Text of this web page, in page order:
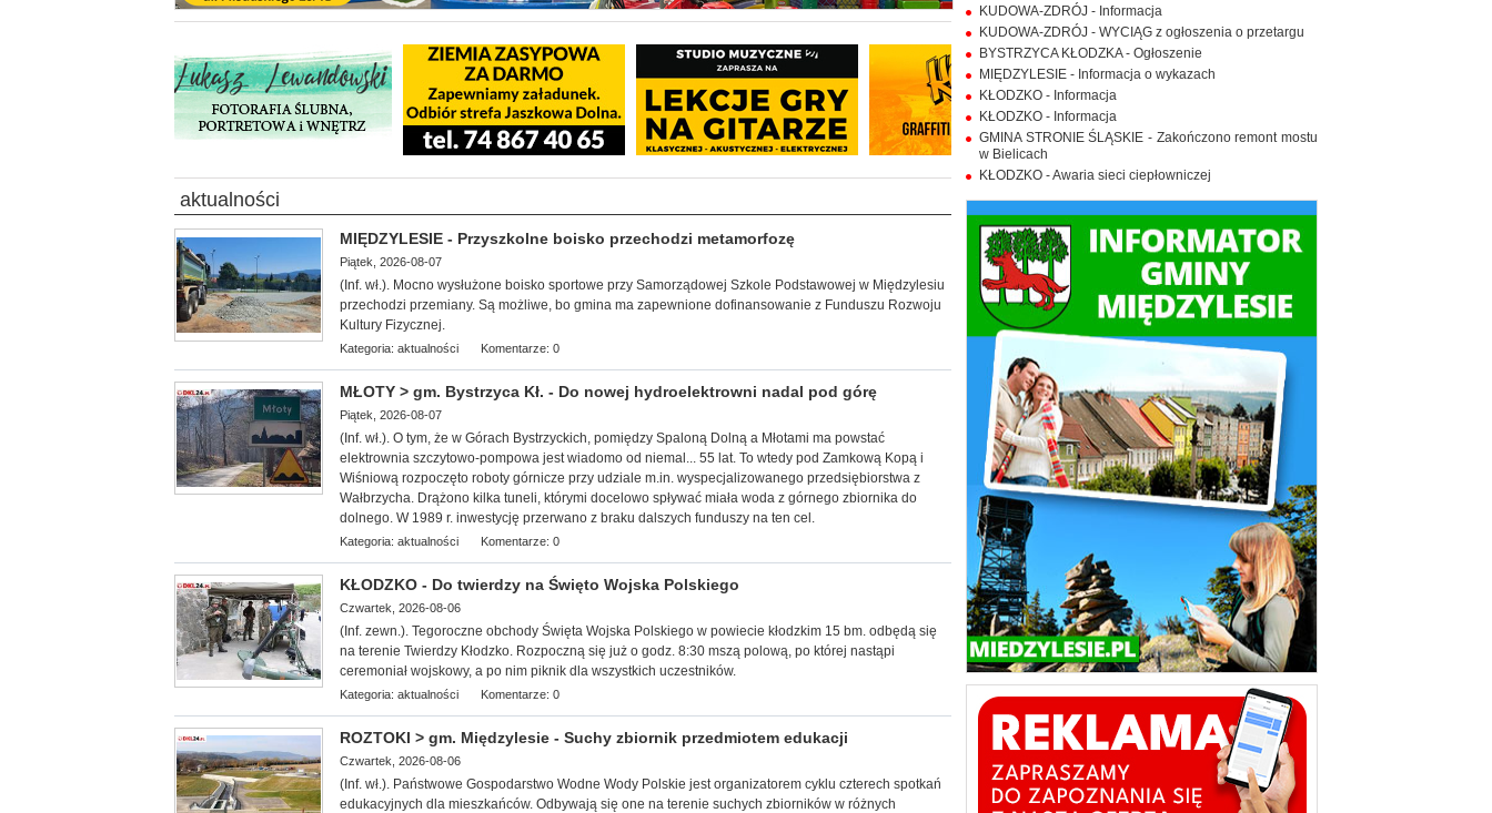
aktualności
MIĘDZYLESIE - Przyszkolne boisko przechodzi metamorfozę
Piątek, 2026-08-07
(Inf. wł.). Mocno wysłużone boisko sportowe przy Samorządowej Szkole Podstawowej w Międzylesiu
przechodzi przemiany. Są możliwe, bo gmina ma zapewnione dofinansowanie z Funduszu Rozwoju
Kultury Fizycznej.
Kategoria: aktualności Komentarze: 0
MŁOTY > gm. Bystrzyca Kł. - Do nowej hydroelektrowni nadal pod górę
Piątek, 2026-08-07
(Inf. wł.). O tym, że w Górach Bystrzyckich, pomiędzy Spaloną Dolną a Młotami ma powstać
elektrownia szczytowo-pompowa jest wiadomo od niemal... 55 lat. To wtedy pod Zamkową Kopą i
Wiśniową rozpoczęto roboty górnicze przy udziale m.in. wyspecjalizowanego przedsiębiorstwa z
Wałbrzycha. Drążono kilka tuneli, którymi docelowo spływać miała woda z górnego zbiornika do
dolnego. W 1989 r. inwestycję przerwano z braku dalszych funduszy na ten cel.
Kategoria: aktualności Komentarze: 0
KŁODZKO - Do twierdzy na Święto Wojska Polskiego
Czwartek, 2026-08-06
(Inf. zewn.). Tegoroczne obchody Święta Wojska Polskiego w powiecie kłodzkim 15 bm. odbędą się
na terenie Twierdzy Kłodzko. Rozpoczną się już o godz. 8:30 mszą polową, po której nastąpi
ceremoniał wojskowy, a po nim piknik dla wszystkich uczestników.
Kategoria: aktualności Komentarze: 0
ROZTOKI > gm. Międzylesie - Suchy zbiornik przedmiotem edukacji
Czwartek, 2026-08-06
(Inf. wł.). Państwowe Gospodarstwo Wodne Wody Polskie jest organizatorem cyklu czterech spotkań
edukacyjnych dla mieszkańców. Odbywają się one na terenie suchych zbiorników w różnych
KUDOWA-ZDRÓJ - Informacja
KUDOWA-ZDRÓJ - WYCIĄG z ogłoszenia o przetargu
BYSTRZYCA KŁODZKA - Ogłoszenie
MIĘDZYLESIE - Informacja o wykazach
KŁODZKO - Informacja
KŁODZKO - Informacja
GMINA STRONIE ŚLĄSKIE - Zakończono remont mostu
w Bielicach
KŁODZKO - Awaria sieci ciepłowniczej